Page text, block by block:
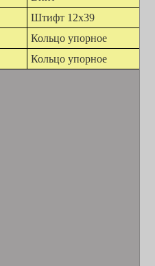
Штифт 12х39
Кольцо упорное
Кольцо упорное